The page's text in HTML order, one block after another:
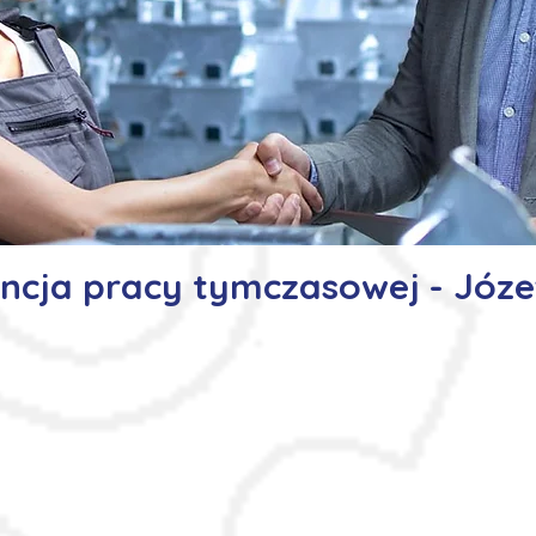
pracy tymczasowej -